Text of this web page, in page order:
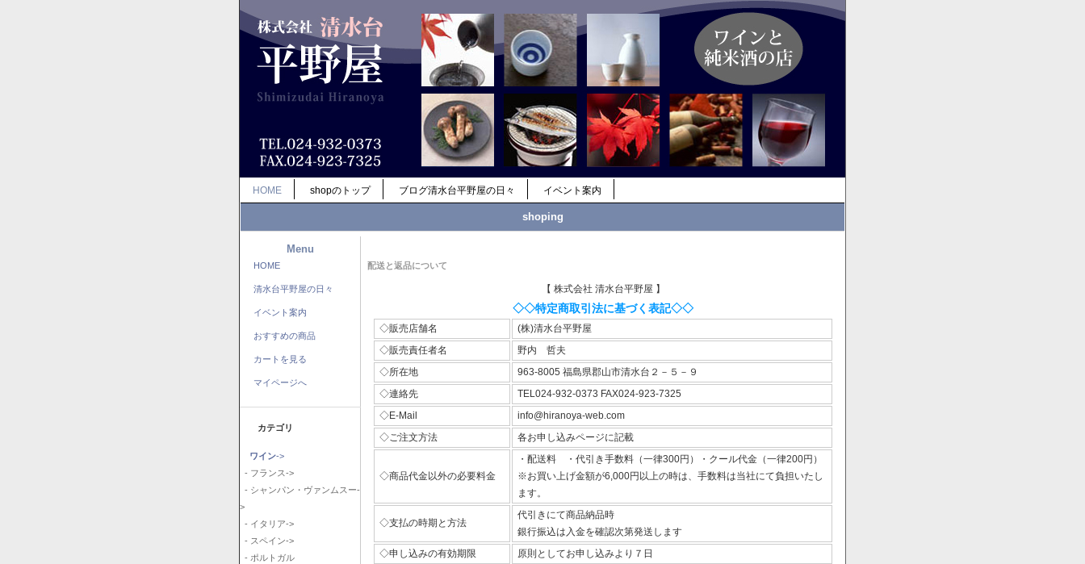
HOME shopのトップ ブログ清水台平野屋の日々 イベント案内
shoping
Menu
HOME
清水台平野屋の日々
イベント案内
おすすめの商品
カートを見る
マイページへ
カテゴリ
ワイン->
- フランス->
- シャンパン・ヴァンムスー-
>
- イタリア->
- スペイン->
- ポルトガル
配送と返品について
【 株式会社 清水台平野屋 】
◇◇特定商取引法に基づく表記◇◇
◇販売店舗名
(株)清水台平野屋
◇販売責任者名
野内 哲夫
◇所在地
963-8005 福島県郡山市清水台２－５－９
◇連絡先
TEL024-932-0373 FAX024-923-7325
◇E-Mail
info@hiranoya-web.com
◇ご注文方法
各お申し込みページに記載
◇商品代金以外の必要料金
・配送料 ・代引き手数料（一律300円）・クール代金（一律200円）
※お買い上げ金額が6,000円以上の時は、手数料は当社にて負担いたし
ます。
◇支払の時期と方法
代引きにて商品納品時
銀行振込は入金を確認次第発送します
◇申し込みの有効期限
原則としてお申し込みより７日